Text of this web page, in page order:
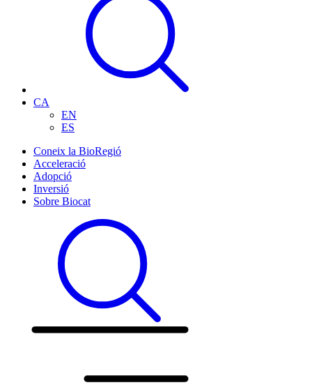
CA
EN
ES
Coneix la BioRegió
Acceleració
Adopció
Inversió
Sobre Biocat